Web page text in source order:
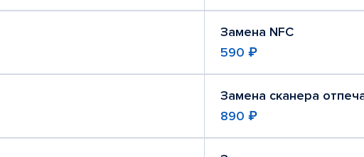
Замена NFC
590 ₽
Замена сканера
890 ₽